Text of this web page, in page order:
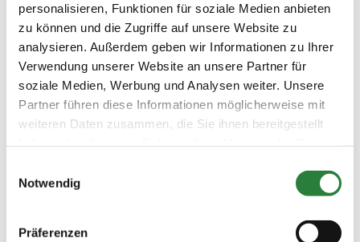
personalisieren, Funktionen für soziale Medien anbieten
zu können und die Zugriffe auf unsere Website zu
analysieren. Außerdem geben wir Informationen zu Ihrer
Verwendung unserer Website an unsere Partner für
soziale Medien, Werbung und Analysen weiter. Unsere
Partner führen diese Informationen möglicherweise mit
weiteren Daten zusammen, die Sie ihnen bereitgestellt
Notwendig
Präferenzen
Ergebnisse:
Zu den Ergebnissen auf www.fn-erfolgsdaten.de
Prüfungen
Disziplin
(v)
RPF